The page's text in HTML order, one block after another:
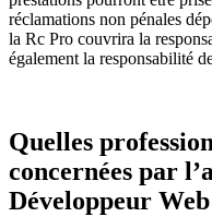
réclamations non pénales
la Rc Pro couvrira la
également la responsabilité
Quelles
concernées par
Développeur